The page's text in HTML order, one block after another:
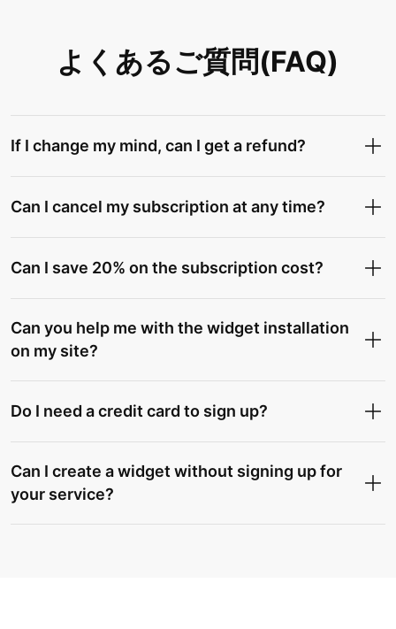
よくあるご質問(FAQ)
If I change my mind, can I get a refund?
Can I cancel my subscription at any time?
Can I save 20% on the subscription cost?
Can you help me with the widget installation
on my site?
Do I need a credit card to sign up?
Can I create a widget without signing up for
your service?